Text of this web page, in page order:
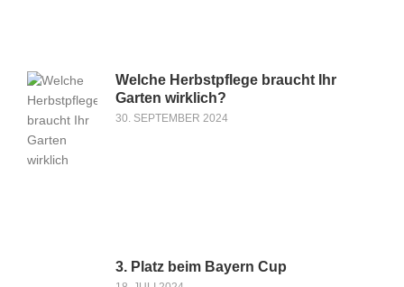
Welche Herbstpflege braucht Ihr
Garten wirklich?
30. SEPTEMBER 2024
3. Platz beim Bayern Cup